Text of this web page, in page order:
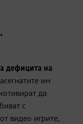
дефицита на
им
да
с
видео игрите,